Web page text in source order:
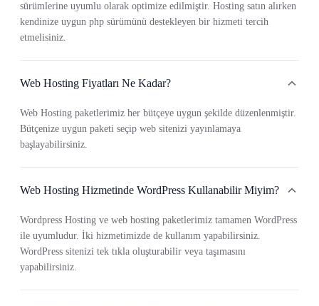
sürümlerine uyumlu olarak optimize edilmiştir. Hosting satın alırken
kendinize uygun php sürümünü destekleyen bir hizmeti tercih
etmelisiniz.
Web Hosting Fiyatları Ne Kadar?
Web Hosting paketlerimiz her bütçeye uygun şekilde düzenlenmiştir.
Bütçenize uygun paketi seçip web sitenizi yayınlamaya
başlayabilirsiniz.
Web Hosting Hizmetinde WordPress Kullanabilir Miyim?
Wordpress Hosting ve web hosting paketlerimiz tamamen WordPress
ile uyumludur. İki hizmetimizde de kullanım yapabilirsiniz.
WordPress sitenizi tek tıkla oluşturabilir veya taşımasını
yapabilirsiniz.